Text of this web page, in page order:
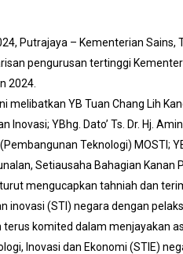
Putrajaya – Kementerian Sains,
pengurusan tertinggi
2024.
melibatkan YB Tuan Chang Lih
Inovasi; YBhg. Dato’ Ts. Dr. Hj.
Teknologi) MOSTI;
Setiausaha Bahagian
mengucapkan tahniah dan
inovasi (STI) negara dengan
terus komited dalam menjayakan
Inovasi dan Ekonomi (STIE)